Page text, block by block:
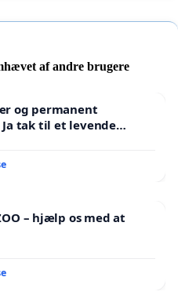
af andre brugere
og permanent
tak til et levende
– hjælp os med at